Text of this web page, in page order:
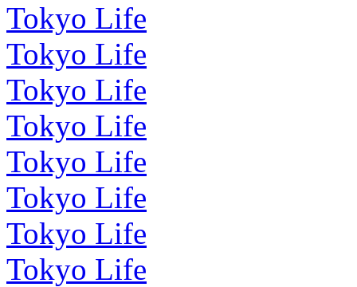
Tokyo Life
Tokyo Life
Tokyo Life
Tokyo Life
Tokyo Life
Tokyo Life
Tokyo Life
Tokyo Life